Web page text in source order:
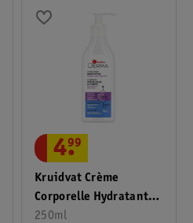
Kruidvat Crème
Corporelle Hydratante
Derma
250ml
4.
99